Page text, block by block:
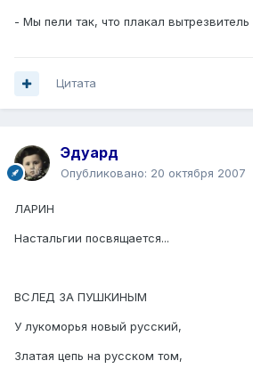
- Мы пели так, что плакал вытрезвитель
Цитата
Эдуард
Опубликовано: 20 октября 2007
ЛАРИН
Настальгии посвящается...
ВСЛЕД ЗА ПУШКИНЫМ
У лукоморья новый русский,
Златая цепь на русском том,